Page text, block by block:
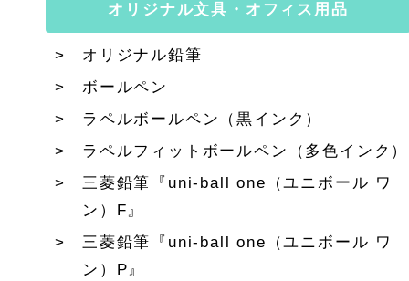
オリジナル文具・オフィス用品
オリジナル鉛筆
ボールペン
ラペルボールペン（黒インク）
ラペルフィットボールペン（多色インク）
三菱鉛筆『uni-ball one（ユニボール ワ
ン）F』
三菱鉛筆『uni-ball one（ユニボール ワ
ン）P』